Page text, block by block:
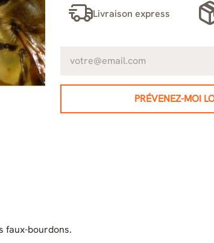
Livraison express
PRÉVENEZ-MOI
faux-bourdons.